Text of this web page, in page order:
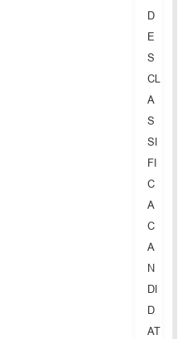
D
E
S
CL
A
S
SI
FI
C
A
C
A
N
DI
D
AT